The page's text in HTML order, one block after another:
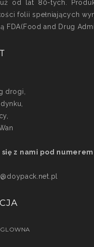
od lat 80-tych.
folii spełniających
FDA(Food and Drug
drogi,
z nami pod numerem